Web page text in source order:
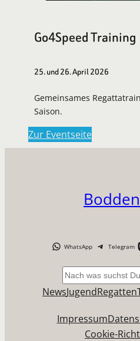
Go4Speed Training
25. und 26. April 2026
Gemeinsames
Saison.
Zur Eventseite
WhatsApp Telegram
NewsJugendRegatten
Impressum
Cookie-